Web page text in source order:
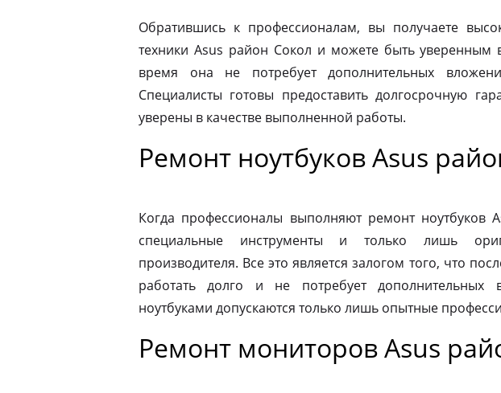
Обратившись к профессионалам, вы получаете
техники Asus район Сокол и можете быть
время она не потребует дополнительных
Специалисты готовы предоставить долгосрочную
уверены в качестве выполненной работы.
Ремонт ноутбуков Asus
Когда профессионалы выполняют ремонт ноутбуков
специальные инструменты и только лишь
производителя. Все это является залогом того, что
работать долго и не потребует
ноутбуками допускаются только лишь опытные
Ремонт мониторов Asus